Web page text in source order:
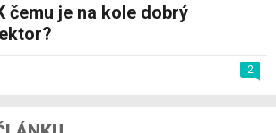
čemu je na kole dobrý
2